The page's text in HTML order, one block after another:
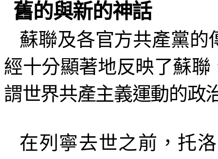
舊的與新的神話
蘇聯及各官方共產黨的
經十分顯著地反映了蘇
謂世界共產主義運動的政
在列寧去世之前，托